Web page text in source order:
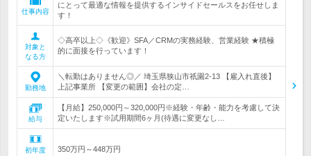
仕事内容
にとって最適な情報を提供するインサイドセールスをお任せしま
す！
対象と
なる方
◇高卒以上◇《歓迎》SFA／CRMの実務経験、営業経験 ★積極
的に面接を行っています！
勤務地
＼転勤はありません◎／ 埼玉県狭山市祇園2-13 【雇入れ直後】
上記事業所 【変更の範囲】会社の定…
給与
【月給】250,000円～320,000円※経験・年齢・能力を考慮して決
定いたします※試用期間6ヶ月(待遇に変更なし…
初年度
350万円～448万円